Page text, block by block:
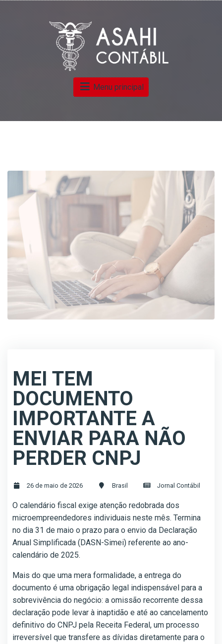
Menu principal
MEI TEM
DOCUMENTO
IMPORTANTE A
ENVIAR PARA NÃO
PERDER CNPJ
26 de maio de 2026 Brasil Jornal Contábil
O calendário fiscal exige atenção redobrada dos
microempreendedores individuais neste mês. Termina
no dia 31 de maio o prazo para o envio da Declaração
Anual Simplificada (DASN-Simei) referente ao ano-
calendário de 2025.
Mais do que uma mera formalidade, a entrega do
documento é uma obrigação legal indispensável para a
sobrevivência do negócio: a omissão recorrente dessa
declaração pode levar à inaptidão e até ao cancelamento
definitivo do CNPJ pela Receita Federal, um processo
irreversível que transfere as dívidas diretamente para o